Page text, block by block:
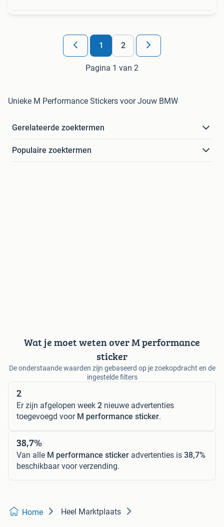
1 2
Pagina 1 van 2
Unieke M Performance Stickers voor Jouw BMW
Gerelateerde zoektermen
Populaire zoektermen
Wat je moet weten over M performance
sticker
De onderstaande waarden zijn gebaseerd op je zoekopdracht en de
ingestelde filters
2
Er zijn afgelopen week 2 nieuwe advertenties
toegevoegd voor M performance sticker.
38,7%
Van alle M performance sticker advertenties is 38,7%
beschikbaar voor verzending.
Home Heel Marktplaats